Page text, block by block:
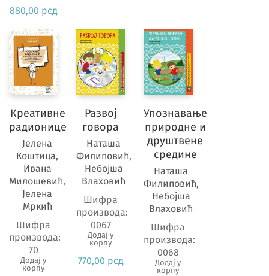
880,00 рсд
Креативне
радионице
Јелена
Коштица,
Ивана
Милошевић,
Јелена
Мркић
Шифра
производа:
70
Додај у
корпу
Развој
говора
Наташа
Филиповић,
Небојша
Влаховић
Шифра
производа:
0067
Додај у
корпу
770,00 рсд
Упознавање
природне и
друштвене
средине
Наташа
Филиповић,
Небојша
Влаховић
Шифра
производа:
0068
Додај у
корпу